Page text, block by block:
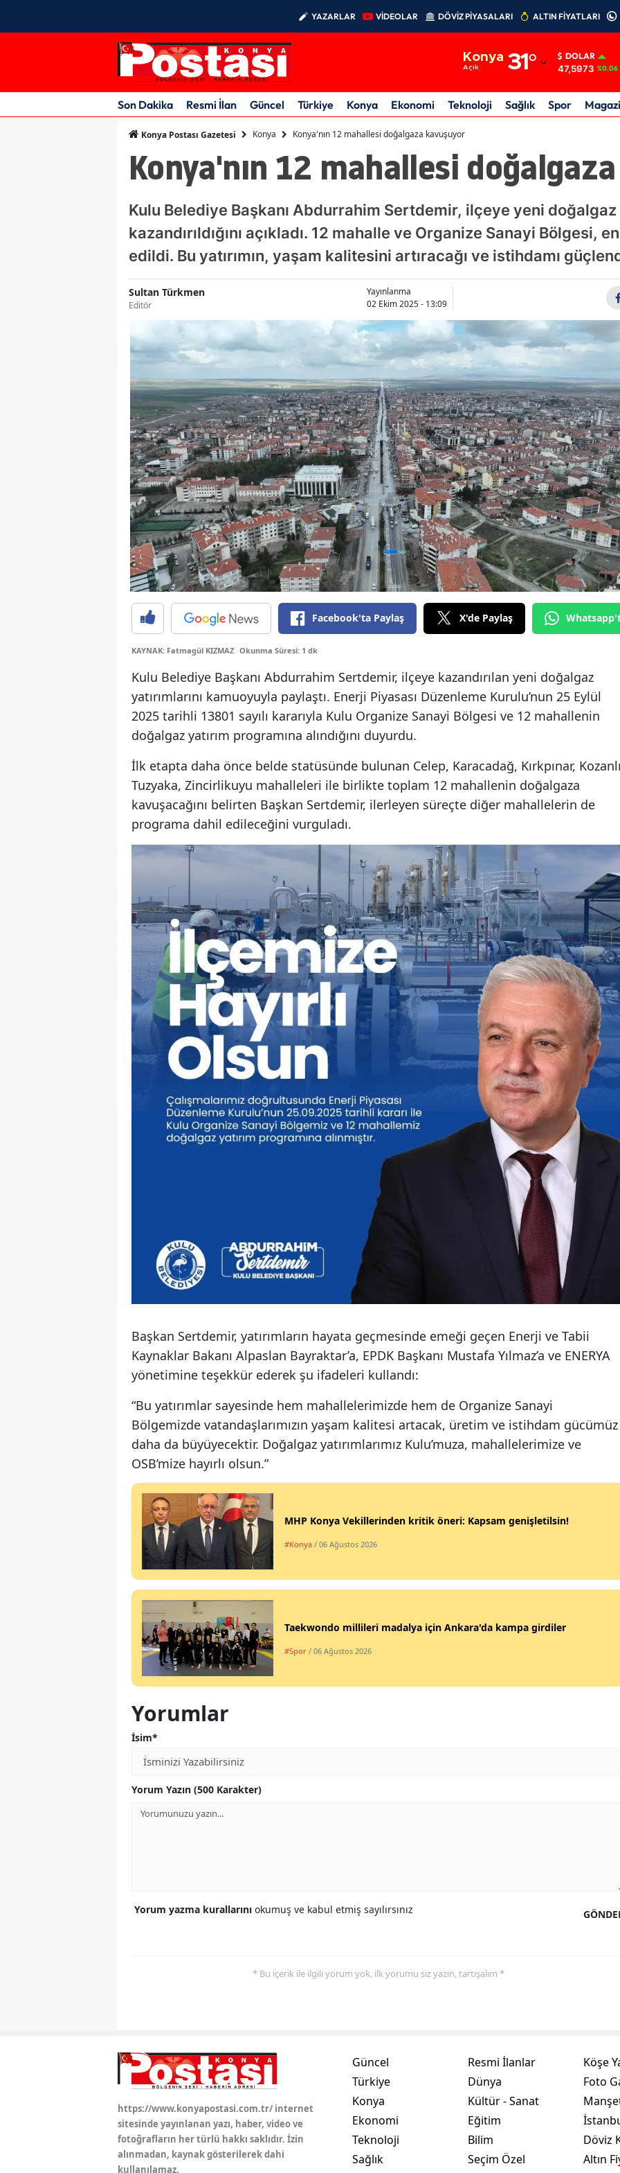
YAZARLAR VİDEOLAR DÖVİZ PİYASALARI ALTIN FİYATLARI
Konya
Açık 31°
Adıyaman
Afyonkarahisar
Amasya
Ankara
Antalya
Artvin
Bitlis
Bolu
Burdur
Bursa
Çanakkale
Çankırı
Çorum
Denizli
Diyarbakır
Edirne
Erzincan
Erzurum
Gaziantep
Giresun
Hakkari
Hatay
Isparta
Mersin
İstanbul
İzmir
Kars
Kastamonu
Kayseri
Kırklareli
Kırşehir
Kocaeli
Kütahya
Mardin
Muş
Nevşehir
Rize
Sinop
Tekirdağ
Bayburt
Batman
Şırnak
Bartın
Ardahan
DOLAR
47,5973 %0.06
Son Dakika Resmi İlan Güncel Türkiye Konya Ekonomi Teknoloji Sağlık Spor
Konya Postası Gazetesi Konya Konya'nın 12 mahallesi doğalgaza kavuşuyor
Konya'nın 12 mahallesi
Kulu Belediye Başkanı Abdurrahim Sertdemir, ilçeye yeni doğalgaz
kazandırıldığını açıkladı. 12 mahalle ve Organize Sanayi Bölgesi,
edildi. Bu yatırımın, yaşam kalitesini artıracağı ve istihdamı
Sultan Türkmen
Editör
Yayınlanma
02 Ekim 2025 - 13:09
Facebook'ta Paylaş X'de Paylaş
KAYNAK: Fatmagül KIZMAZ Okunma Süresi: 1 dk
Kulu Belediye Başkanı Abdurrahim Sertdemir, ilçeye kazandırılan yeni doğalgaz
yatırımlarını kamuoyuyla paylaştı. Enerji Piyasası Düzenleme Kurulu’nun 25 Eylül
2025 tarihli 13801 sayılı kararıyla Kulu Organize Sanayi Bölgesi ve 12 mahallenin
doğalgaz yatırım programına alındığını duyurdu.
İlk etapta daha önce belde statüsünde bulunan Celep, Karacadağ, Kırkpınar,
Tuzyaka, Zincirlikuyu mahalleleri ile birlikte toplam 12 mahallenin doğalgaza
kavuşacağını belirten Başkan Sertdemir, ilerleyen süreçte diğer mahallelerin de
programa dahil edileceğini vurguladı.
Başkan Sertdemir, yatırımların hayata geçmesinde emeği geçen Enerji ve Tabii
Kaynaklar Bakanı Alpaslan Bayraktar’a, EPDK Başkanı Mustafa Yılmaz’a ve ENERYA
yönetimine teşekkür ederek şu ifadeleri kullandı:
“Bu yatırımlar sayesinde hem mahallelerimizde hem de Organize Sanayi
Bölgemizde vatandaşlarımızın yaşam kalitesi artacak, üretim ve istihdam gücümüz
daha da büyüyecektir. Doğalgaz yatırımlarımız Kulu’muza, mahallelerimize ve
OSB’mize hayırlı olsun.”
MHP Konya Vekillerinden kritik öneri: Kapsam genişletilsin!
#Konya / 06 Ağustos 2026
Taekwondo millileri madalya için Ankara'da kampa girdiler
#Spor / 06 Ağustos 2026
Yorumlar
İsim*
Yorum Yazın (500 Karakter)
Yorum yazma kurallarını okumuş ve kabul etmiş sayılırsınız
* Bu içerik ile ilgili yorum yok, ilk yorumu siz yazın, tartışalım *
https://www.konyapostasi.com.tr/ internet
sitesinde yayınlanan yazı, haber, video ve
fotoğrafların her türlü hakkı saklıdır. İzin
alınmadan, kaynak gösterilerek dahi
kullanılamaz.
Güncel
Türkiye
Konya
Ekonomi
Teknoloji
Sağlık
Resmi İlanlar
Dünya
Kültür - Sanat
Eğitim
Bilim
Seçim Özel
Köşe
Foto
Döviz
Altın